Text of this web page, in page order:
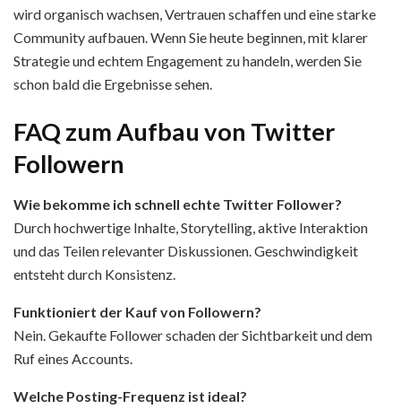
wird organisch wachsen, Vertrauen schaffen und eine starke
Community aufbauen. Wenn Sie heute beginnen, mit klarer
Strategie und echtem Engagement zu handeln, werden Sie
schon bald die Ergebnisse sehen.
FAQ zum Aufbau von Twitter
Followern
Wie bekomme ich schnell echte Twitter Follower?
Durch hochwertige Inhalte, Storytelling, aktive Interaktion
und das Teilen relevanter Diskussionen. Geschwindigkeit
entsteht durch Konsistenz.
Funktioniert der Kauf von Followern?
Nein. Gekaufte Follower schaden der Sichtbarkeit und dem
Ruf eines Accounts.
Welche Posting-Frequenz ist ideal?